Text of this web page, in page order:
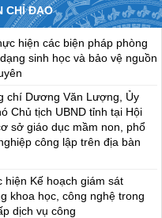
CHỈ ĐẠO
hiện các biện pháp phòng
sinh học và bảo vệ nguồn
chí Dương Văn Lượng, Ủy
Chủ tịch UBND tỉnh tại Hội
sở giáo dục mầm non, phổ
công lập trên địa bàn
hiện Kế hoạch giám sát
khoa học, công nghệ trong
dịch vụ công